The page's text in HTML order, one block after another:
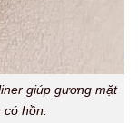
giúp gương mặt
hồn.